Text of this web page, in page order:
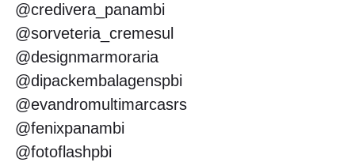
@credivera_panambi
@sorveteria_cremesul
@designmarmoraria
@dipackembalagenspbi
@evandromultimarcasrs
@fenixpanambi
@fotoflashpbi